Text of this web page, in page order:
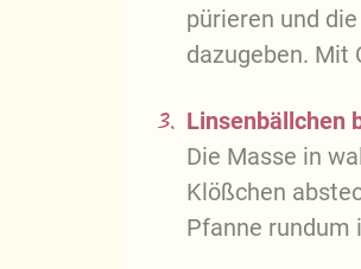
pürieren und
dazugeben. Mit
3. Linsenbällchen
Die Masse in
Klößchen
Pfanne rundum